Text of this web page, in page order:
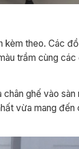
theo. Các
trầm cùng
ghế vào
vừa mang